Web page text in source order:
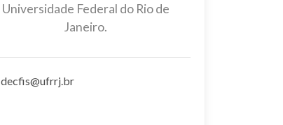
Universidade Federal do Rio de
Janeiro.
decfis@ufrrj.br